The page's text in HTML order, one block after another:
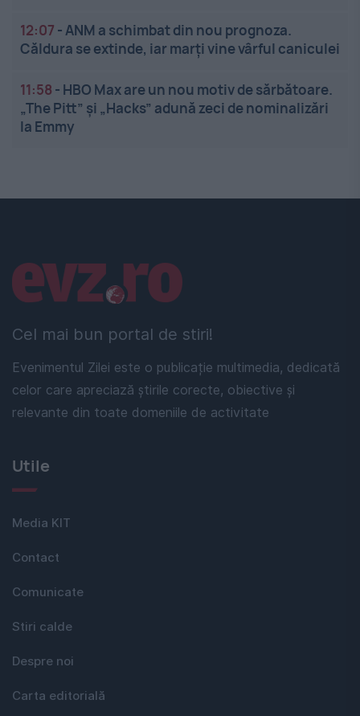
12:07 -ANM a schimbat din nou prognoza.
Căldura se extinde, iar marți vine vârful caniculei
11:58 - HBO Max are un nou motiv de sărbătoare.
„The Pitt” și „Hacks” adună zeci de nominalizări
la Emmy
Cel mai bun portal de stiri!
Evenimentul Zilei este o publicație multimedia, dedicată
celor care apreciază știrile corecte, obiective și
relevante din toate domeniile de activitate
Linkuri utile
Utile
Media KIT
Contact
Comunicate
Stiri calde
Despre noi
Carta editorială